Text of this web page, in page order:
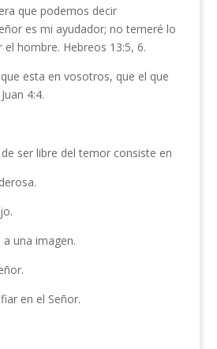
que podemos decir
es mi ayudador; no temeré lo
el hombre. Hebreos 13:5, 6.
esta en vosotros, que el que
4:4.
ser libre del temor consiste en
una imagen.
en el Señor.